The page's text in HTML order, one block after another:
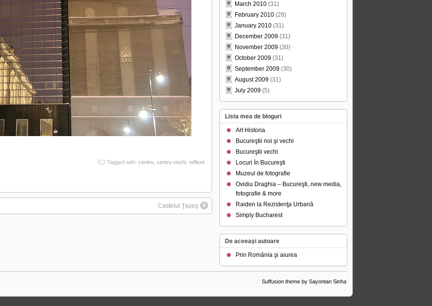
Tagged with: centru centru vechi reflexii
Castelul Ţepeş
March 2010 (31)
February 2010 (28)
January 2010 (31)
December 2009 (31)
November 2009 (30)
October 2009 (31)
September 2009 (30)
August 2009 (31)
July 2009 (5)
Lista mea de bloguri
Art Historia
Bucureştii noi şi vechi
Bucureştii vechi
Locuri în Bucureşti
Muzeul de fotografie
Ovidiu Draghia – Bucureşti, new media,
fotografie & more
Raiden la Rezistenţa Urbană
Simply Bucharest
De aceeaşi autoare
Prin România şi aiurea
Suffusion theme by Sayontan Sinha